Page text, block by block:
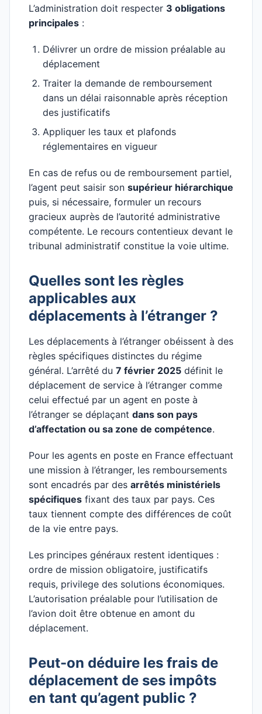
L’administration doit respecter 3 obligations
principales :
Délivrer un ordre de mission préalable au
déplacement
Traiter la demande de remboursement
dans un délai raisonnable après réception
des justificatifs
Appliquer les taux et plafonds
réglementaires en vigueur
En cas de refus ou de remboursement partiel,
l’agent peut saisir son supérieur hiérarchique
puis, si nécessaire, formuler un recours
gracieux auprès de l’autorité administrative
compétente. Le recours contentieux devant le
tribunal administratif constitue la voie ultime.
Quelles sont les règles
applicables aux
déplacements à l’étranger ?
Les déplacements à l’étranger obéissent à des
règles spécifiques distinctes du régime
général. L’arrêté du 7 février 2025 définit le
déplacement de service à l’étranger comme
celui effectué par un agent en poste à
l’étranger se déplaçant dans son pays
d’affectation ou sa zone de compétence.
Pour les agents en poste en France effectuant
une mission à l’étranger, les remboursements
sont encadrés par des arrêtés ministériels
spécifiques fixant des taux par pays. Ces
taux tiennent compte des différences de coût
de la vie entre pays.
Les principes généraux restent identiques :
ordre de mission obligatoire, justificatifs
requis, privilege des solutions économiques.
L’autorisation préalable pour l’utilisation de
l’avion doit être obtenue en amont du
déplacement.
Peut-on déduire les frais de
déplacement de ses impôts
en tant qu’agent public ?